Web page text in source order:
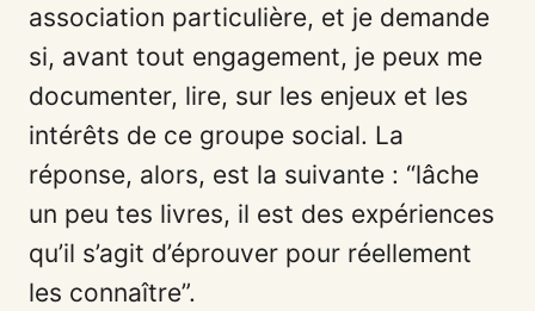
association particulière, et je demande
si, avant tout engagement, je peux me
documenter, lire, sur les enjeux et les
intérêts de ce groupe social. La
réponse, alors, est la suivante : “lâche
un peu tes livres, il est des expériences
qu’il s’agit d’éprouver pour réellement
les connaître”.